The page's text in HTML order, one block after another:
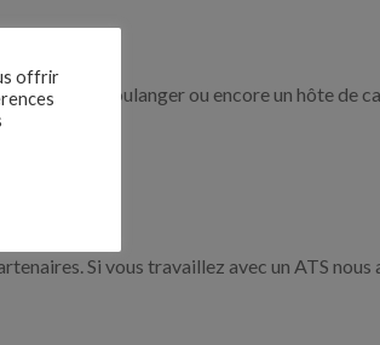
rayon, un boulanger ou encore un hôte de
Si vous travaillez avec un ATS nous
offrir